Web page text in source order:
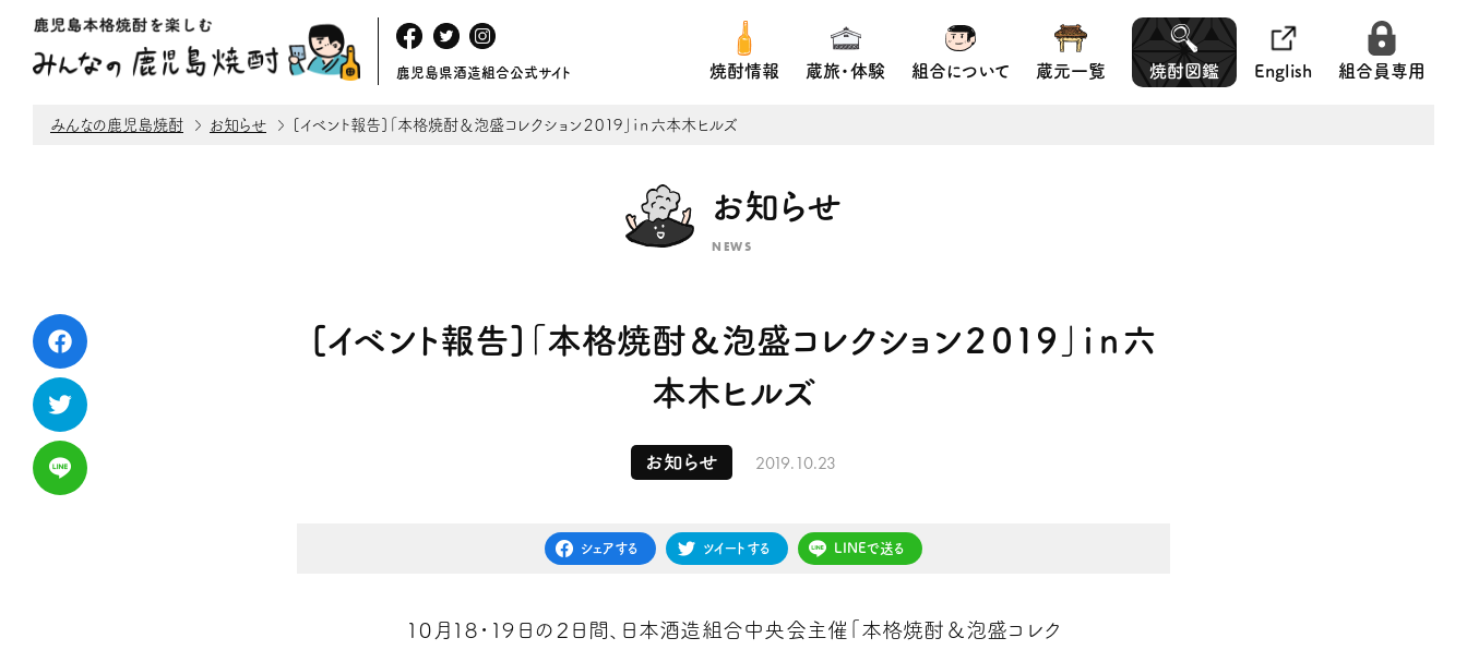
鹿児島県酒造組合公式サイト 焼酎情報 蔵旅・体験 組合について 蔵元一覧 焼酎図鑑 English 組合員専用
みんなの鹿児島焼酎 お知らせ [イベント報告]「本格焼酎＆泡盛コレクション２０１９」ｉｎ六本木ヒルズ
お知らせ
NEWS
[イベント報告]「本格焼酎＆泡盛コレクション２０１９」ｉｎ六
本木ヒルズ
お知らせ 2019.10.23
シェアする ツイートする LINEで送る
１０月１８・１９日の２日間、日本酒造組合中央会主催「本格焼酎＆泡盛コレク